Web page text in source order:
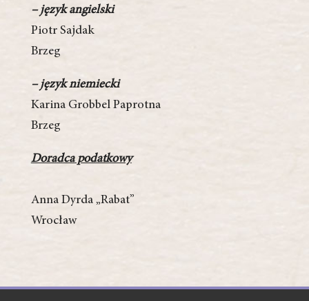
– język angielski
Piotr Sajdak
Brzeg
– język niemiecki
Karina Grobbel­ Paprotna
Brzeg
Doradca podatkowy
Anna Dyrda „Rabat”
Wrocław